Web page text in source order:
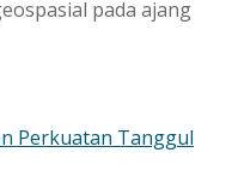
pada ajang